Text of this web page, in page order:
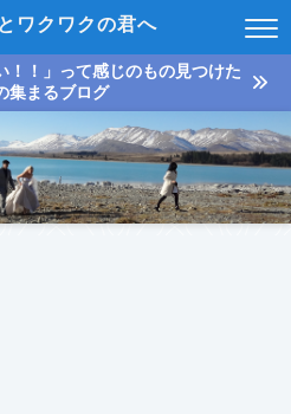
ワクワクの君へ
！！」って感じのもの見つけた
集まるブログ